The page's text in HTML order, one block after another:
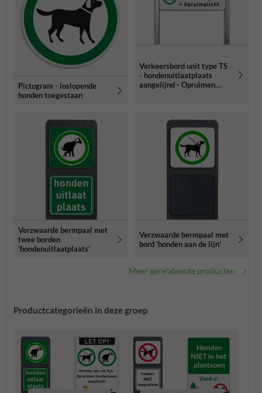
Pictogram - loslopende
honden toegestaan
Verkeersbord unit type TS
- hondenuitlaatplaats
aangelijnd - Opruimen
Verzwaarde bermpaal met
twee borden
'hondenuitlaatplaats'
Verzwaarde bermpaal met
bord 'honden aan de lijn'
Meer gerelateerde producten
Productcategorieën in deze groep